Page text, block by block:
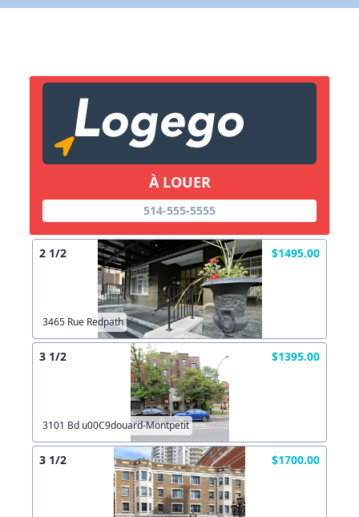
À LOUER
514-555-5555
2 1/2 $1495.00
3465 Rue Redpath
3 1/2 $1395.00
3101 Bd u00C9douard-Montpetit
3 1/2 $1700.00
Lien vers inscription (sera inclus dans courriel)
Copier lien
X Fermer